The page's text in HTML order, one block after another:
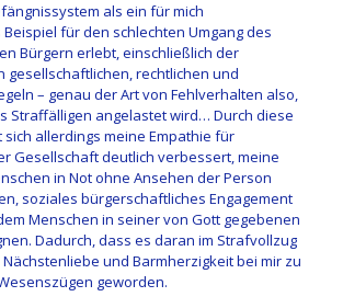
als ein für mich
für den schlechten Umgang des
Bürgern erlebt, einschließlich der
gesellschaftlichen, rechtlichen und
– genau der Art von Fehlverhalten also,
Straffälligen angelastet wird… Durch diese
allerdings meine Empathie für
Gesellschaft deutlich verbessert, meine
in Not ohne Ansehen der Person
soziales bürgerschaftliches Engagement
Menschen in seiner von Gott gegebenen
Dadurch, dass es daran im Strafvollzug
und Barmherzigkeit bei mir zu
geworden.